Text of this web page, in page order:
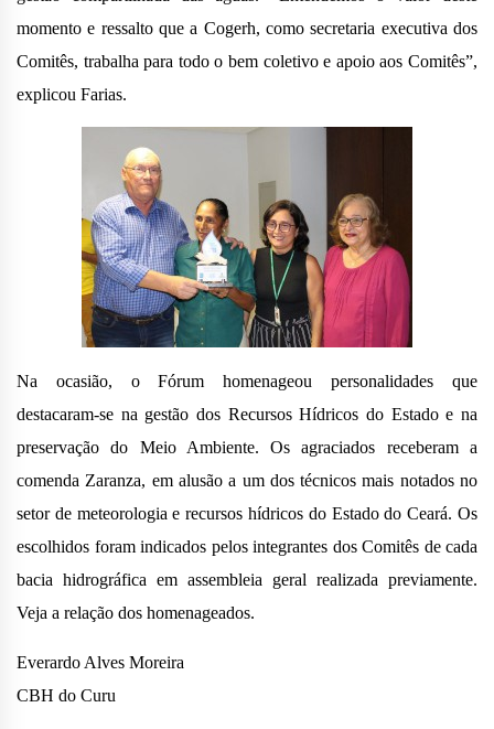
momento e ressalto que a Cogerh, como secretaria executiva dos
Comitês, trabalha para todo o bem coletivo e apoio aos Comitês”,
explicou Farias.
Na ocasião, o Fórum homenageou personalidades que
destacaram-se na gestão dos Recursos Hídricos do Estado e na
preservação do Meio Ambiente. Os agraciados receberam a
comenda Zaranza, em alusão a um dos técnicos mais notados no
setor de meteorologia e recursos hídricos do Estado do Ceará. Os
escolhidos foram indicados pelos integrantes dos Comitês de cada
bacia hidrográfica em assembleia geral realizada previamente.
Veja a relação dos homenageados.
Everardo Alves Moreira
CBH do Curu